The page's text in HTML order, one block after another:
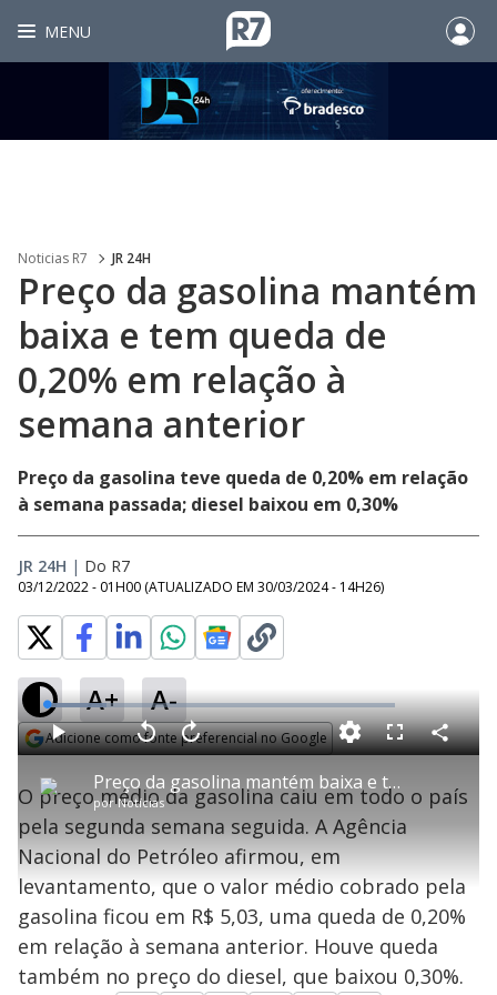
MENU
Noticias R7 JR 24H
Preço da gasolina mantém
baixa e tem queda de
0,20% em relação à
semana anterior
Preço da gasolina teve queda de 0,20% em relação
à semana passada; diesel baixou em 0,30%
JR 24H | Do R7
03/12/2022 - 01H00 (ATUALIZADO EM 30/03/2024 - 14H26)
A+ A-
Adicione como fonte preferencial no Google
P
l
a
Preço da gasolina mantém baixa e tem queda de 0,20% em relação à semana anterior
porNotícias
P V
t
a
r
0
e
g
n
d
s
A
n
ç
a
1
s
e
u
n
L
o
a
d
e
7
.
0
6
F
l
s
c
e
C
o
a
r
O preço médio da gasolina caiu em todo o país
pela segunda semana seguida. A Agência
Nacional do Petróleo afirmou, em
levantamento, que o valor médio cobrado pela
gasolina ficou em R$ 5,03, uma queda de 0,20%
em relação à semana anterior. Houve queda
também no preço do diesel, que baixou 0,30%.